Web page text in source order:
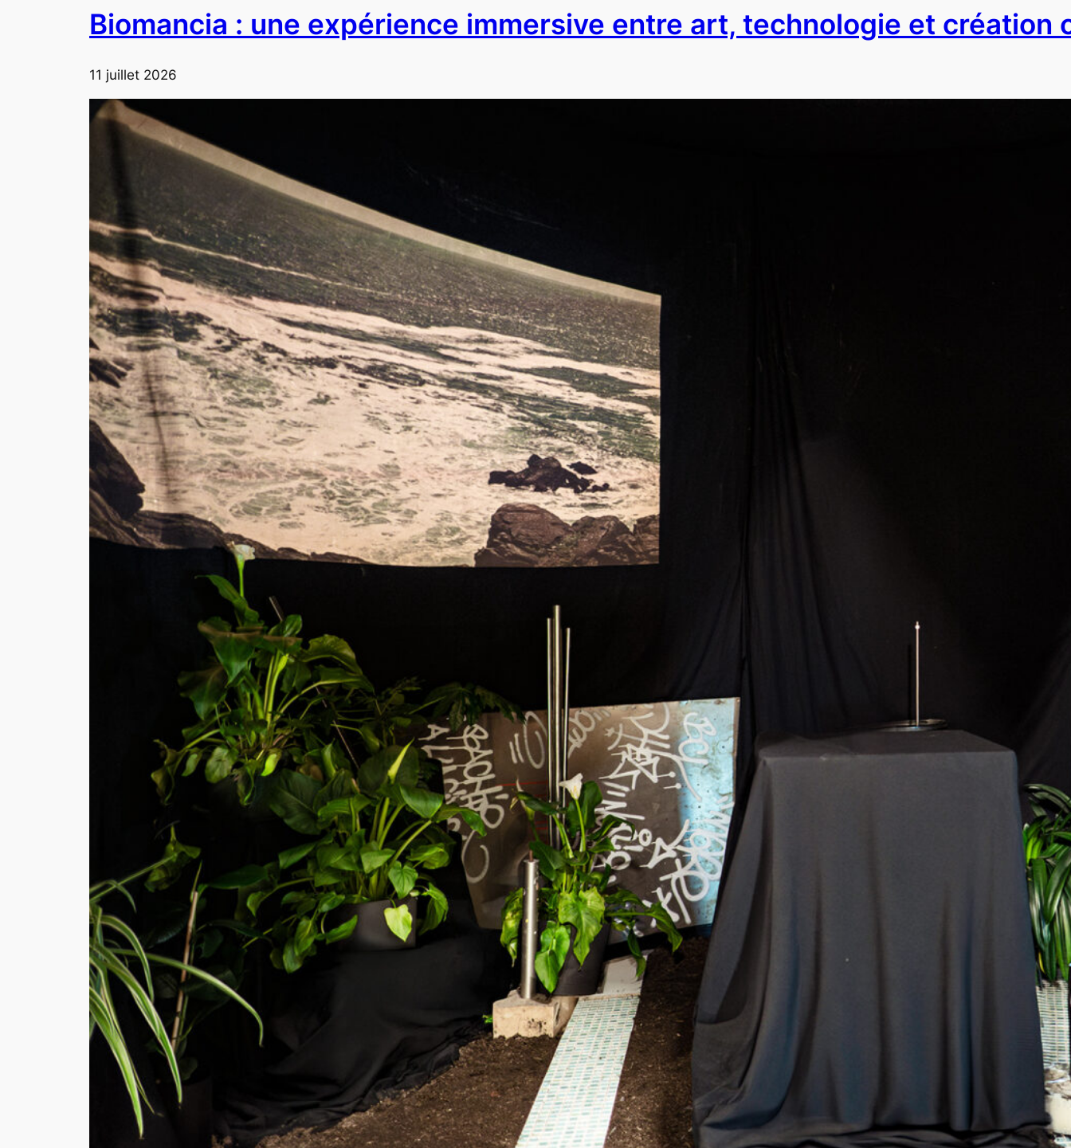
Biomancia : une expérience immersive entre art, technologie et création
11 juillet 2026